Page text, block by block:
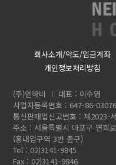
회사소개/약도/입금계좌
개인정보처리방침
(주)엔하비
대표 : 이수영
사업자등록번호 : 647-86-03076
통신판매업신고번호 : 제2023-
주소 : 서울특별시 마포구 연희
(홍대입구역 3번 출구)
Tel : 02)3141-9845
Fax : 02)3141-9846